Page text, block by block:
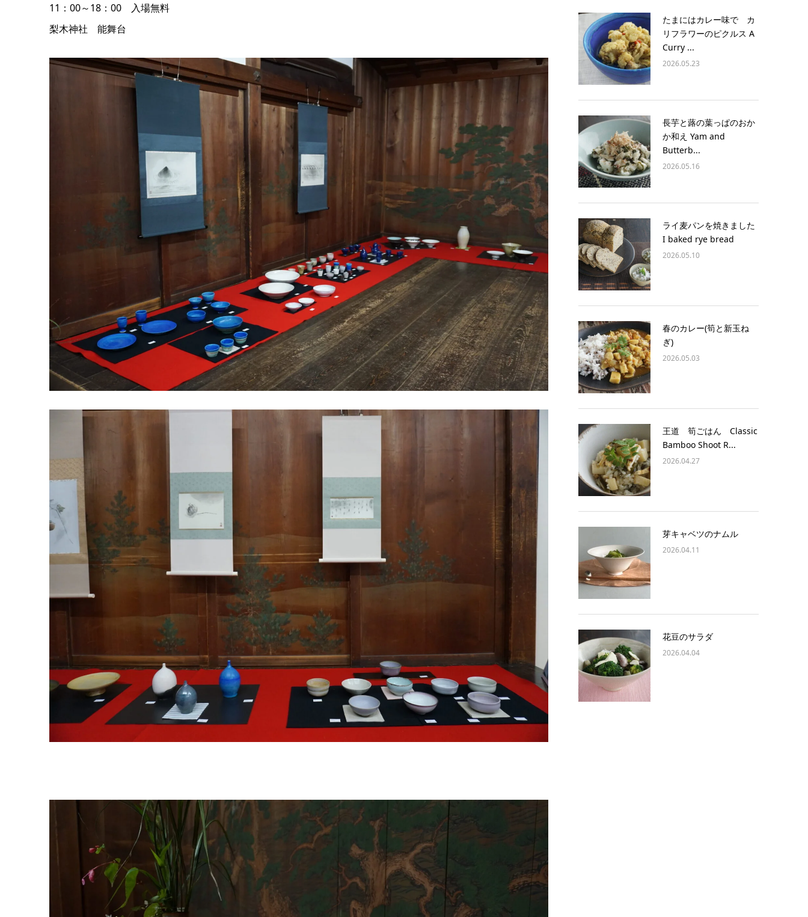
11：00～18：00 入場無料
梨木神社 能舞台
たまにはカレー味で カ
リフラワーのピクルス A
Curry ...
2026.05.23
長芋と蕗の葉っぱのおか
か和え Yam and
Butterb...
2026.05.16
ライ麦パンを焼きました
I baked rye bread
2026.05.10
春のカレー(筍と新玉ね
ぎ)
2026.05.03
王道 筍ごはん Classic
Bamboo Shoot R...
2026.04.27
芽キャベツのナムル
2026.04.11
花豆のサラダ
2026.04.04